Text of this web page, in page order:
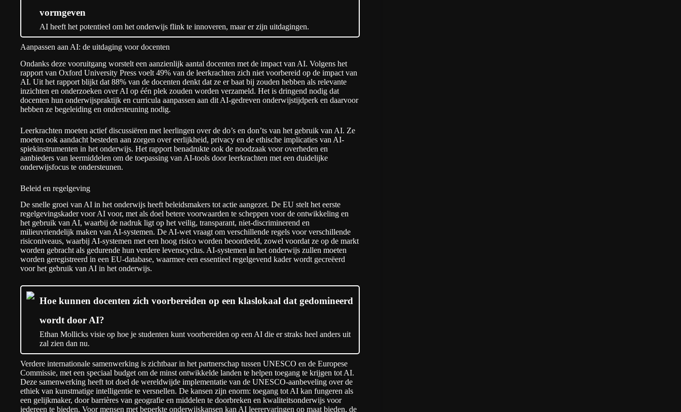
vormgeven
AI heeft het potentieel om het onderwijs flink te innoveren, maar er zijn uitdagingen.
Aanpassen aan AI: de uitdaging voor docenten
Ondanks deze vooruitgang worstelt een aanzienlijk aantal docenten met de impact van AI. Volgens het
rapport van Oxford University Press voelt 49% van de leerkrachten zich niet voorbereid op de impact van
AI. Uit het rapport blijkt dat 88% van de docenten denkt dat ze er baat bij zouden hebben als relevante
inzichten en onderzoeken over AI op één plek zouden worden verzameld. Het is dringend nodig dat
docenten hun onderwijspraktijk en curricula aanpassen aan dit AI-gedreven onderwijstijdperk en daarvoor
hebben ze begeleiding en ondersteuning nodig.
Leerkrachten moeten actief discussiëren met leerlingen over de do’s en don’ts van het gebruik van AI. Ze
moeten ook aandacht besteden aan zorgen over eerlijkheid, privacy en de ethische implicaties van AI-
spiekinstrumenten in het onderwijs. Het rapport benadrukte ook de noodzaak voor overheden en
aanbieders van leermiddelen om de toepassing van AI-tools door leerkrachten met een duidelijke
onderwijsfocus te ondersteunen.
Beleid en regelgeving
De snelle groei van AI in het onderwijs heeft beleidsmakers tot actie aangezet. De EU stelt het eerste
regelgevingskader voor AI voor, met als doel betere voorwaarden te scheppen voor de ontwikkeling en
het gebruik van AI, waarbij de nadruk ligt op het veilig, transparant, niet-discriminerend en
milieuvriendelijk maken van AI-systemen. De AI-wet vraagt om verschillende regels voor verschillende
risiconiveaus, waarbij AI-systemen met een hoog risico worden beoordeeld, zowel voordat ze op de markt
worden gebracht als gedurende hun verdere levenscyclus. AI-systemen in het onderwijs zullen moeten
worden geregistreerd in een EU-database, waarmee een essentieel regelgevend kader wordt gecreëerd
voor het gebruik van AI in het onderwijs.
Hoe kunnen docenten zich voorbereiden op een klaslokaal dat gedomineerd
wordt door AI?
Ethan Mollicks visie op hoe je studenten kunt voorbereiden op een AI die er straks heel anders uit
zal zien dan nu.
Verdere internationale samenwerking is zichtbaar in het partnerschap tussen UNESCO en de Europese
Commissie, met een speciaal budget om de minst ontwikkelde landen te helpen toegang te krijgen tot AI.
Deze samenwerking heeft tot doel de wereldwijde implementatie van de UNESCO-aanbeveling over de
ethiek van kunstmatige intelligentie te versnellen. De kansen zijn enorm: toegang tot AI kan fungeren als
een gelijkmaker, door barrières van geografie en middelen te doorbreken en kwaliteitsonderwijs voor
iedereen te bieden. Voor mensen met beperkte onderwijskansen kan AI leerervaringen op maat bieden, de